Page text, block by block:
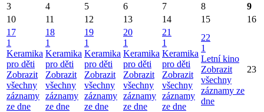
3
4 5 6 7 8
9
10
11 12 13 14 15
16
17
1
Keramika
pro děti
Zobrazit
všechny
záznamy
ze dne
18
1
Keramika
pro děti
Zobrazit
všechny
záznamy
ze dne
19
1
Keramika
pro děti
Zobrazit
všechny
záznamy
ze dne
20
1
Keramika
pro děti
Zobrazit
všechny
záznamy
ze dne
21
1
Keramika
pro děti
Zobrazit
všechny
záznamy
ze dne
22
1
Letní kino
Zobrazit
všechny
záznamy ze
dne
23